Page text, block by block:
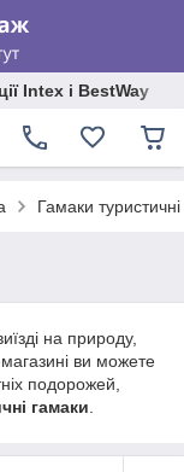
Intex і BestWay
Гамаки туристичні
на природу,
ви можете
подорожей,
гамаки